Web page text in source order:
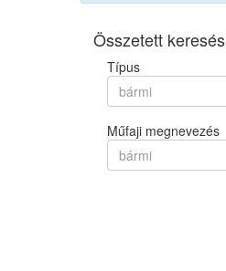
Összetett keresés
Típus
bármi
Műfaji megnevezés
bármi